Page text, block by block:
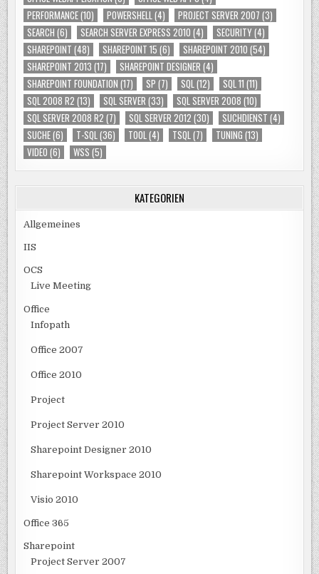
PERFORMANCE(10) POWERSHELL(4) PROJECT SERVER 2007 (3)
SEARCH (6) SEARCH SERVER EXPRESS 2010 (4) SECURITY(4)
SHAREPOINT (48) SHAREPOINT 15 (6) SHAREPOINT 2010 (54)
SHAREPOINT 2013 (17) SHAREPOINT DESIGNER (4)
SHAREPOINT FOUNDATION (17) SP (7) SQL(12) SQL 11 (11)
SQL 2008 R2 (13) SQL SERVER (33) SQL SERVER 2008 (10)
SQL SERVER 2008 R2 (7) SQL SERVER 2012 (30) SUCHDIENST (4)
SUCHE(6) T-SQL(36) TOOL(4) TSQL(7) TUNING (13)
VIDEO (6) WSS (5)
KATEGORIEN
Allgemeines
IIS
OCS
Live Meeting
Office
Infopath
Office 2007
Office 2010
Project
Project Server 2010
Sharepoint Designer 2010
Sharepoint Workspace 2010
Visio 2010
Office 365
Sharepoint
Project Server 2007